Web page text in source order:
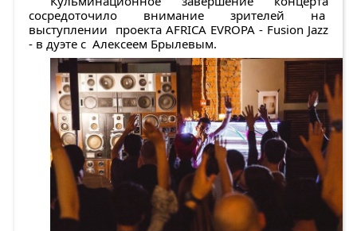
сосредоточило внимание зрителей на
выступлении проекта AFRICA EVROPA - Fusion Jazz
- в дуэте с Алексеем Брылевым.